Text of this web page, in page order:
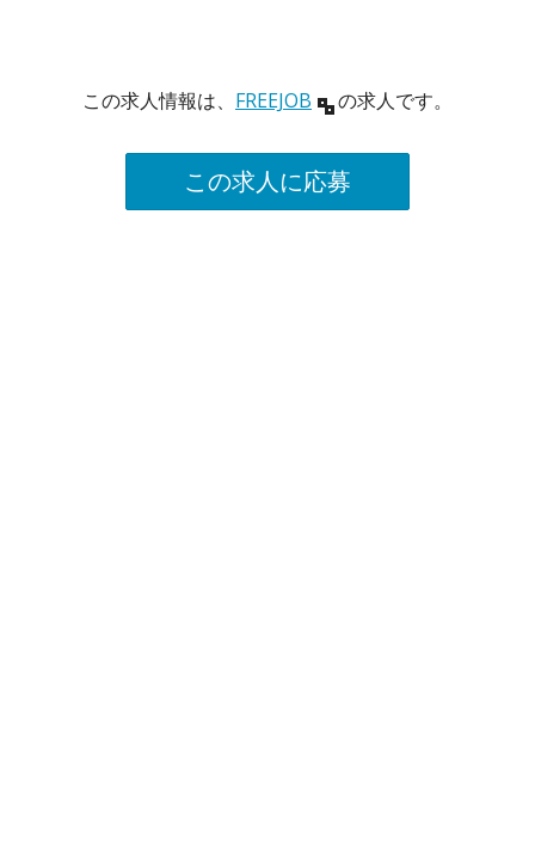
この求人情報は、 FREEJOB の求人です。
この求人に応募